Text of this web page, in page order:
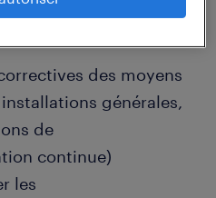
des moyens
générales,
de
continue)
les